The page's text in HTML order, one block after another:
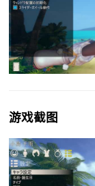
游戏截图